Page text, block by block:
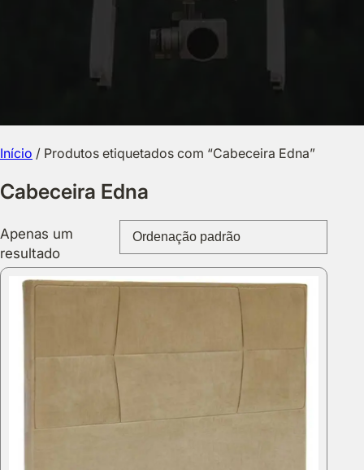
Início / Produtos etiquetados com “Cabeceira Edna”
Cabeceira Edna
Apenas um
resultado